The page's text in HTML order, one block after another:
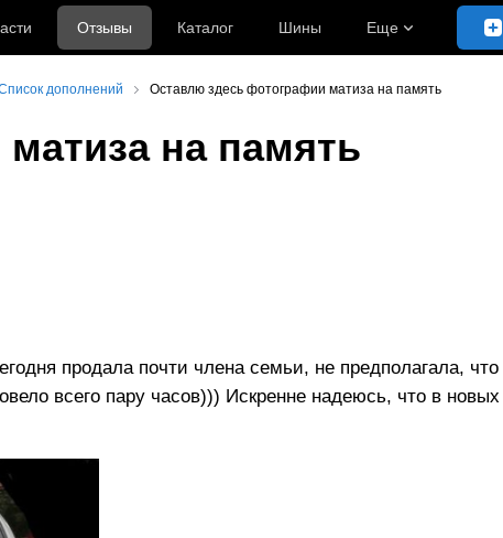
Отзывы Каталог Шины Еще
дополнений Оставлю здесь фотографии матиза на память
на память
продала почти члена семьи, не предполагала, что
всего пару часов))) Искренне надеюсь, что в новых